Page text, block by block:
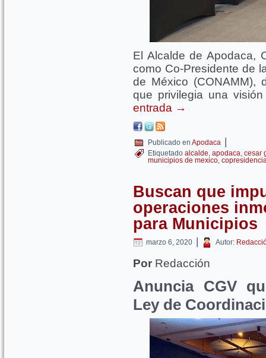
El Alcalde de Apodaca,
como Co-Presidente de
de México (CONAMM),
que privilegia una
entrada →
Publicado en Apodaca |
Etiquetado alcalde, apodaca, cesar
municipios de mexico,
Buscan que
operaciones
para Municipios
marzo 6, 2020 | Autor:
Por Redacción
Anuncia CGV
Ley de